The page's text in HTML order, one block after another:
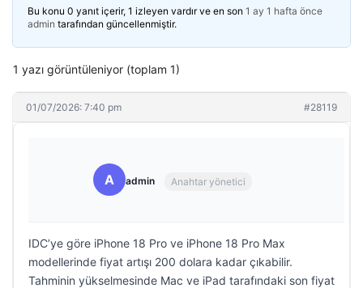
Bu konu 0 yanıt içerir, 1 izleyen vardır ve en son 1 ay 1 hafta önce
admin tarafından güncellenmiştir.
1 yazı görüntüleniyor (toplam 1)
01/07/2026: 7:40 pm #28119
A admin Anahtar yönetici
IDC’ye göre iPhone 18 Pro ve iPhone 18 Pro Max
modellerinde fiyat artışı 200 dolara kadar çıkabilir.
Tahminin yükselmesinde Mac ve iPad tarafındaki son fiyat